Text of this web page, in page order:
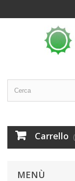
Carrello
MENÙ